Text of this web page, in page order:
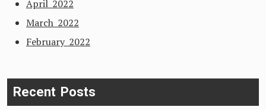
April 2022
March 2022
February 2022
Recent Posts